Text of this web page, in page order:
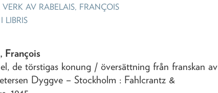
AV RABELAIS, FRANÇOIS
LIBRIS
François
de törstigas konung / översättning från franskan av
Dyggve – Stockholm : Fahlcrantz &